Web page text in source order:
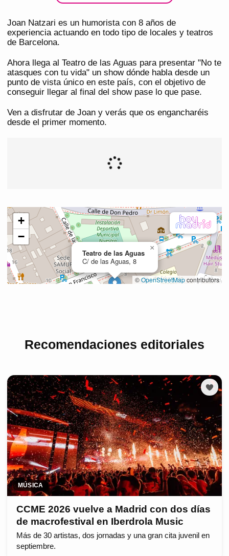
Joan Natzari es un humorista con 8 años de
experiencia actuando en todo tipo de locales y teatros
de Barcelona.
Ahora llega al Teatro de las Aguas para presentar "No te
atasques con tu vida" un show dónde habla desde un
punto de vista único en este país, con el objetivo de
conseguir llegar al final del show pase lo que pase.
Ven a disfrutar de Joan y verás que os engancharéis
desde el primer momento.
Recomendaciones editoriales
MÚSICA
CCME 2026 vuelve a Madrid con dos días
de macrofestival en Iberdrola Music
Más de 30 artistas, dos jornadas y una gran cita juvenil en
septiembre.